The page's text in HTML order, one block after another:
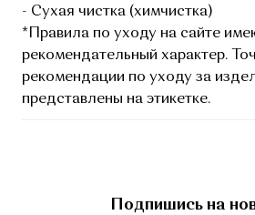
- Сухая чистка (химчистка)
*Правила по уходу на сайте
рекомендательный характер.
рекомендации по уходу за
представлены на этикетке.
Подпишись на